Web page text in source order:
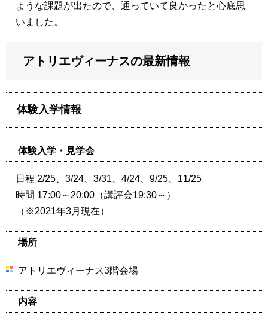
ような課題が出たので、通っていて良かったと心底思
いました。
アトリエヴィーナスの最新情報
体験入学情報
体験入学・見学会
日程 2/25、3/24、3/31、4/24、9/25、11/25
時間 17:00～20:00（講評会19:30～）
（※2021年3月現在）
場所
アトリエヴィーナス3階会場
内容